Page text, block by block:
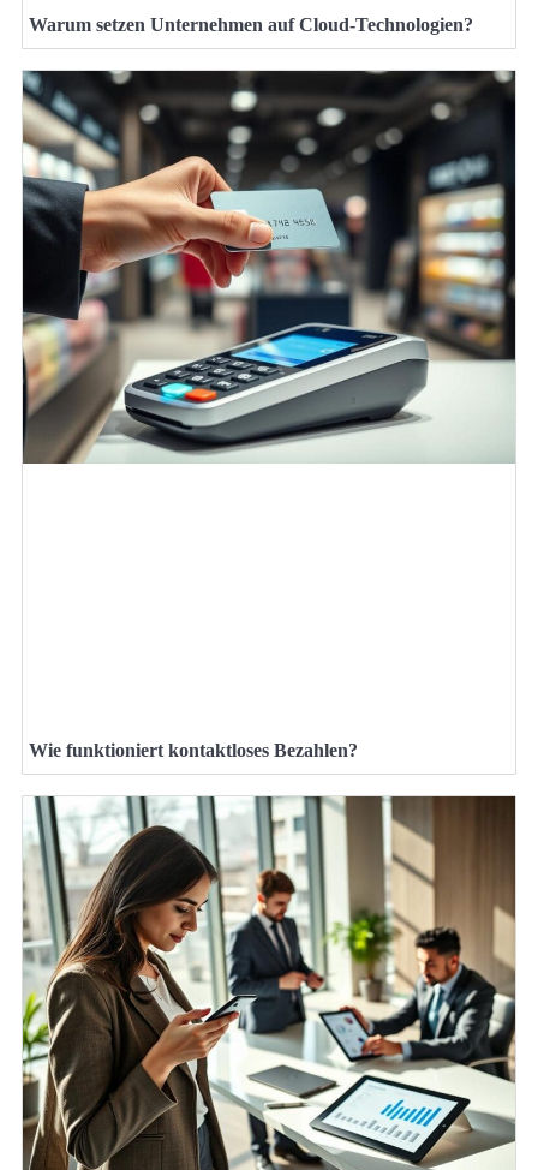
Warum setzen Unternehmen auf Cloud-Technologien?
Wie funktioniert kontaktloses Bezahlen?